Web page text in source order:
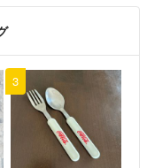
くお願いします！
3